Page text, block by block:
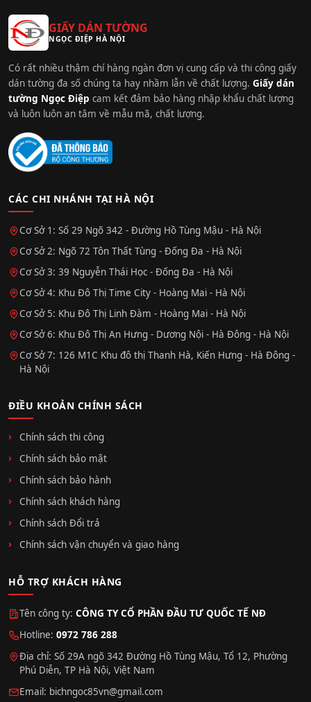
GIẤY DÁN TƯỜNG
NGỌC ĐIỆP HÀ NỘI
Có rất nhiều thậm chí hàng ngàn đơn vị cung cấp và thi công giấy
dán tường đa số chúng ta hay nhầm lẫn về chất lượng. Giấy dán
tường Ngọc Điệp cam kết đảm bảo hàng nhập khẩu chất lượng
và luôn luôn an tâm về mẫu mã, chất lượng.
CÁC CHI NHÁNH TẠI HÀ NỘI
Cơ Sở 1: Số 29 Ngõ 342 - Đường Hồ Tùng Mậu - Hà Nội
Cơ Sở 2: Ngõ 72 Tôn Thất Tùng - Đống Đa - Hà Nội
Cơ Sở 3: 39 Nguyễn Thái Học - Đống Đa - Hà Nội
Cơ Sở 4: Khu Đô Thị Time City - Hoàng Mai - Hà Nội
Cơ Sở 5: Khu Đô Thị Linh Đàm - Hoàng Mai - Hà Nội
Cơ Sở 6: Khu Đô Thị An Hưng - Dương Nội - Hà Đông - Hà Nội
Cơ Sở 7: 126 M1C Khu đô thị Thanh Hà, Kiến Hưng - Hà Đông -
Hà Nội
ĐIỀU KHOẢN CHÍNH SÁCH
Chính sách thi công
Chính sách bảo mật
Chính sách bảo hành
Chính sách khách hàng
Chính sách Đổi trả
Chính sách vận chuyển và giao hàng
HỖ TRỢ KHÁCH HÀNG
Tên công ty: CÔNG TY CỔ PHẦN ĐẦU TƯ QUỐC TẾ NĐ
Hotline: 0972 786 288
Địa chỉ: Số 29A ngõ 342 Đường Hồ Tùng Mậu, Tổ 12, Phường
Phú Diễn, TP Hà Nội, Việt Nam
Email: bichngoc85vn@gmail.com